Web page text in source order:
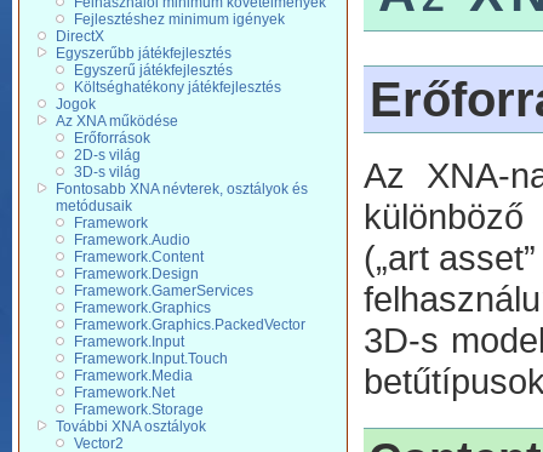
Fejlesztéshez minimum igények
DirectX
Egyszerűbb játékfejlesztés
Egyszerű játékfejlesztés
Költséghatékony játékfejlesztés
Jogok
Az XNA működése
Erőforrások
2D-s világ
3D-s világ
Fontosabb XNA névterek, osztályok és
metódusaik
Framework
Framework.Audio
Framework.Content
Framework.Design
Framework.GamerServices
Framework.Graphics
Framework.Graphics.PackedVector
Framework.Input
Framework.Input.Touch
Framework.Media
Framework.Net
Framework.Storage
További XNA osztályok
Vector2
Az XNA-
(„art
3D-s